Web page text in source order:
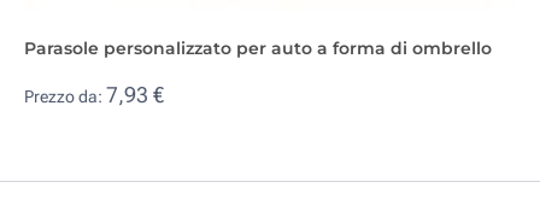
Parasole personalizzato per auto a forma di ombrello
Prezzo da: 7,93 €